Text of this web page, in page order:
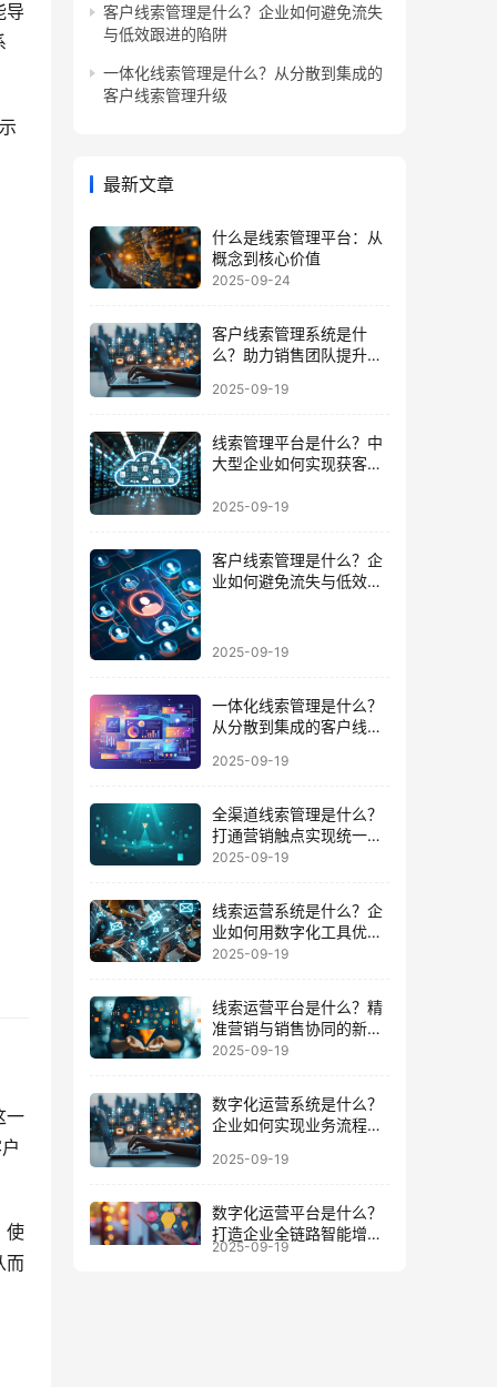
导
一
使
而
客户线索管理是什么？企业如何避免流失
与低效跟进的陷阱
一体化线索管理是什么？从分散到集成的
客户线索管理升级
最新文章
什么是线索管理平台：从
概念到核心价值
2025-09-24
客户线索管理系统是什
么？助力销售团队提升成
2025-09-19
线索管理平台是什么？中
大型企业如何实现获客到
2025-09-19
客户线索管理是什么？企
业如何避免流失与低效跟
2025-09-19
一体化线索管理是什么？
从分散到集成的客户线索
2025-09-19
全渠道线索管理是什么？
打通营销触点实现统一数
据运营的路径
2025-09-19
线索运营系统是什么？企
业如何用数字化工具优化
客户全周期
2025-09-19
线索运营平台是什么？精
准营销与销售协同的新增
长引擎
2025-09-19
数字化运营系统是什么？
企业如何实现业务流程与
2025-09-19
数字化运营平台是什么？
打造企业全链路智能增长
的底座
2025-09-19